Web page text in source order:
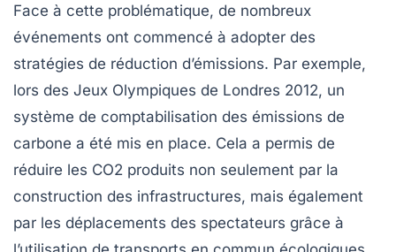
Face à cette problématique, de nombreux
événements ont commencé à adopter des
stratégies de réduction d’émissions. Par exemple,
lors des Jeux Olympiques de Londres 2012, un
système de comptabilisation des émissions de
carbone a été mis en place. Cela a permis de
réduire les CO2 produits non seulement par la
construction des infrastructures, mais également
par les déplacements des spectateurs grâce à